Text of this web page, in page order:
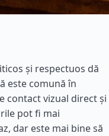
și respectuos dă
este comună în
contact vizual direct și
pot fi mai
dar este mai bine să